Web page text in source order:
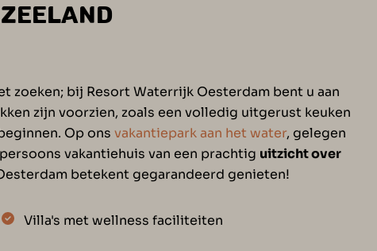
zoeken; bij Resort Waterrijk Oesterdam bent u aan
zijn voorzien, zoals een volledig uitgerust keuken
Op ons vakantiepark aan het water, gelegen
vakantiehuis van een prachtig uitzicht over
betekent gegarandeerd genieten!
Villa's met wellness faciliteiten